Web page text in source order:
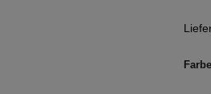
Farbe